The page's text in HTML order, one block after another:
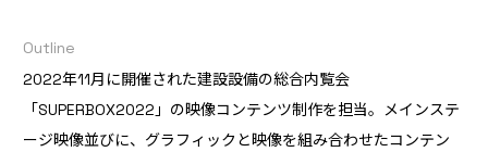
Outline
2022年11月に開催された建設設備の総合内覧会
「SUPERBOX2022」の映像コンテンツ制作を担当。メインステ
ージ映像並びに、グラフィックと映像を組み合わせたコンテン